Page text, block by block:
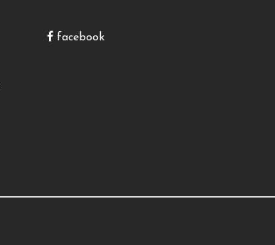
facebook